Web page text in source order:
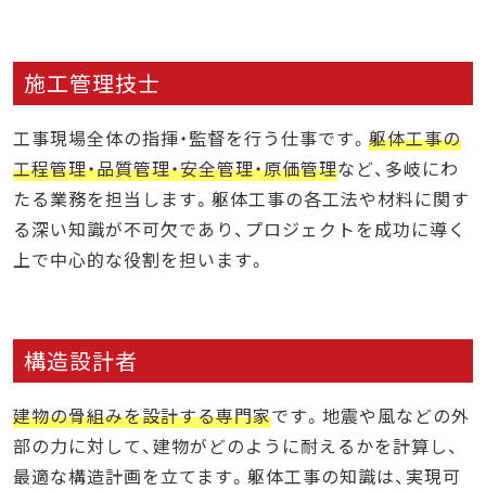
施工管理技士
工事現場全体の指揮・監督を行う仕事です。 躯体工事の
工程管理・品質管理・安全管理・原価管理など、多岐にわ
たる業務を担当します。躯体工事の各工法や材料に関す
る深い知識が不可欠であり、プロジェクトを成功に導く
上で中心的な役割を担います。
構造設計者
建物の骨組みを設計する専門家です。地震や風などの外
部の力に対して、建物がどのように耐えるかを計算し、
最適な構造計画を立てます。躯体工事の知識は、実現可